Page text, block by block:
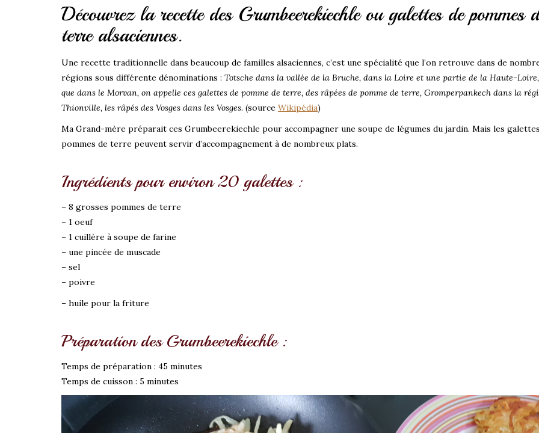
Découvrez la recette des Grumbeerekiechle ou galettes de pommes
terre alsaciennes.
Une recette traditionnelle dans beaucoup de familles alsaciennes, c’est une spécialité que l’on retrouve dans de
régions sous différente dénominations : Totsche dans la vallée de la Bruche, dans la Loire et une partie de la Haute-
que dans le Morvan, on appelle ces galettes de pomme de terre, des râpées de pomme de terre, Gromperpankech dans la
Thionville, les râpés des Vosges dans les Vosges. (source Wikipédia)
Ma Grand-mère préparait ces Grumbeerekiechle pour accompagner une soupe de légumes du jardin. Mais les
pommes de terre peuvent servir d’accompagnement à de nombreux plats.
Ingrédients pour environ 20 galettes :
– 8 grosses pommes de terre
– 1 oeuf
– 1 cuillère à soupe de farine
– une pincée de muscade
– sel
– poivre
– huile pour la friture
Préparation des Grumbeerekiechle :
Temps de préparation : 45 minutes
Temps de cuisson : 5 minutes